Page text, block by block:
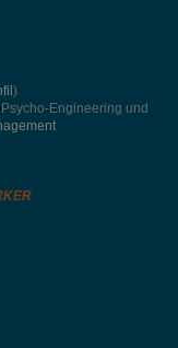
)
Engineering und